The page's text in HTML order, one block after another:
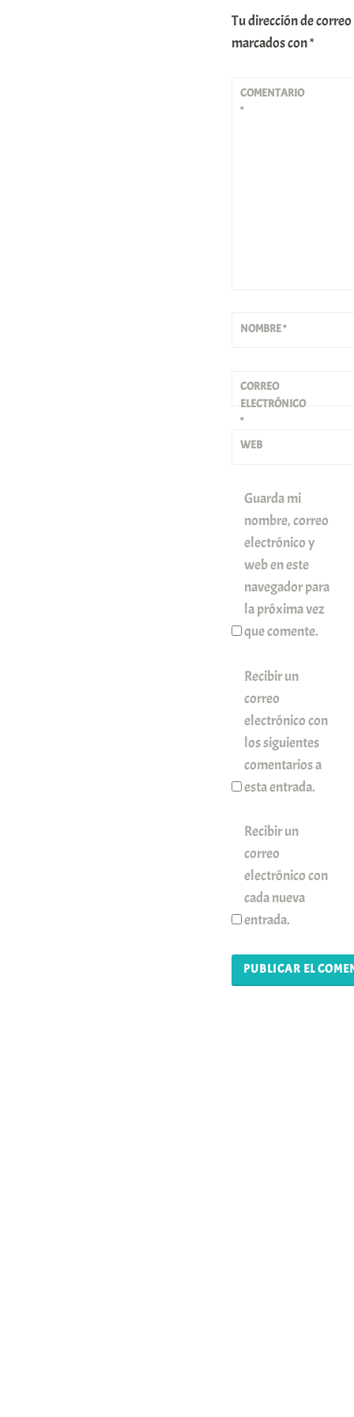
Tu dirección de
marcados con*
COMENTARIO
*
NOMBRE*
CORREO
ELECTRÓNICO
*
WEB
Guarda mi
nombre, correo
electrónico y
web en este
navegador para
la próxima vez
que comente.
Recibir un
correo
electrónico con
los siguientes
comentarios a
esta entrada.
Recibir un
correo
electrónico con
cada nueva
entrada.